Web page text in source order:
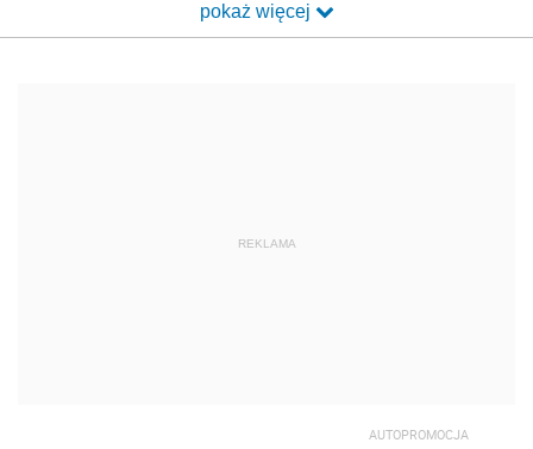
pokaż więcej
REKLAMA
AUTOPROMOCJA